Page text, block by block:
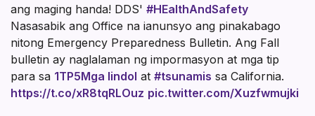
ang maging handa! DDS' #HEalthAndSafety
Nasasabik ang Office na ianunsyo ang pinakabago
nitong Emergency Preparedness Bulletin. Ang Fall
bulletin ay naglalaman ng impormasyon at mga tip
para sa 1TP5Mga lindol at #tsunamis sa California.
https://t.co/xR8tqRLOuz pic.twitter.com/Xuzfwmujki